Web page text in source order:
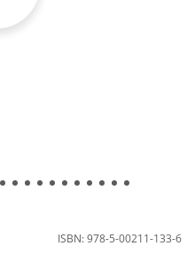
ISBN:978-5-00211-133-6